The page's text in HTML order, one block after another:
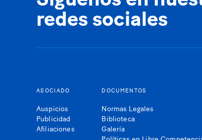
redes sociales
ASOCIADO
Auspicios
Publicidad
Afiliaciones
DOCUMENTOS
Normas Legales
Biblioteca
Galería